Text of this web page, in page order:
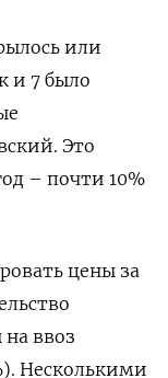
или
и 7 было
Это
– почти 10%
цены за
ввоз
Несколькими